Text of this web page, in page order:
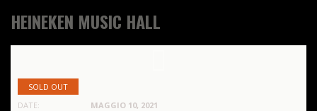
HEINEKEN MUSIC HALL
SOLD OUT
DATE:
MAGGIO 10, 2021